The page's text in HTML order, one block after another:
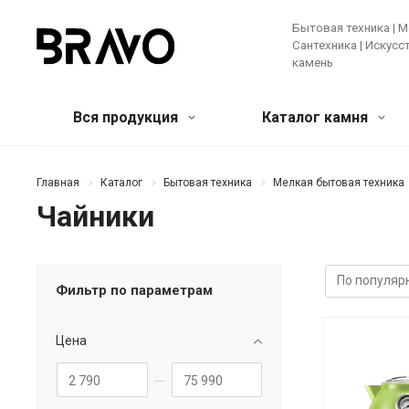
Бытовая техника |
Сантехника |
камень
Вся продукция
Мягкая мебель и предметы
интерьера
Банкетки и пуфы
Лучшее предложение!
Мебель
Каталог камня
Кварцевый агломерат
Главная Каталог Бытовая техника Мелкая бытовая техника
Чайники
Фильтр по параметрам
Цена